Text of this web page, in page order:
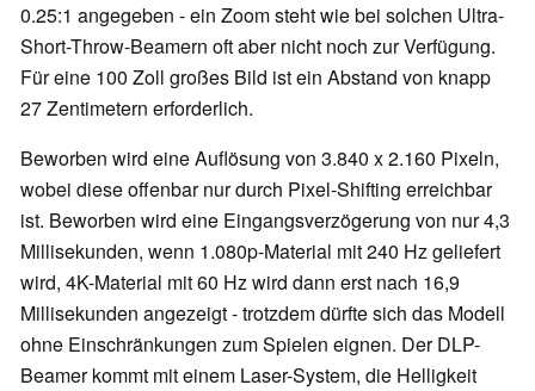
0.25:1 angegeben - ein Zoom steht wie bei solchen Ultra-
Short-Throw-Beamern oft aber nicht noch zur Verfügung.
Für eine 100 Zoll großes Bild ist ein Abstand von knapp
27 Zentimetern erforderlich.
Beworben wird eine Auflösung von 3.840 x 2.160 Pixeln,
wobei diese offenbar nur durch Pixel-Shifting erreichbar
ist. Beworben wird eine Eingangsverzögerung von nur 4,3
Millisekunden, wenn 1.080p-Material mit 240 Hz geliefert
wird, 4K-Material mit 60 Hz wird dann erst nach 16,9
Millisekunden angezeigt - trotzdem dürfte sich das Modell
ohne Einschränkungen zum Spielen eignen. Der DLP-
Beamer kommt mit einem Laser-System, die Helligkeit